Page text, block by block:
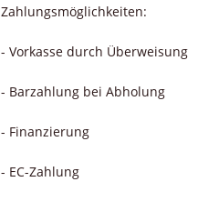
Zahlungsmöglichkeiten:
- Vorkasse durch Überweisung
- Barzahlung bei Abholung
- Finanzierung
- EC-Zahlung